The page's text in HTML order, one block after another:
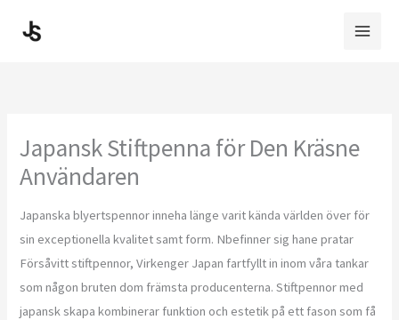
Japansk Stiftpenna för Den Kräsne
Användaren
Japanska blyertspennor inneha länge varit kända världen över för
sin exceptionella kvalitet samt form. Nbefinner sig hane pratar
Försåvitt stiftpennor, Virkenger Japan fartfyllt in inom våra tankar
som någon bruten dom främsta producenterna. Stiftpennor med
japansk skapa kombinerar funktion och estetik på ett fason som få